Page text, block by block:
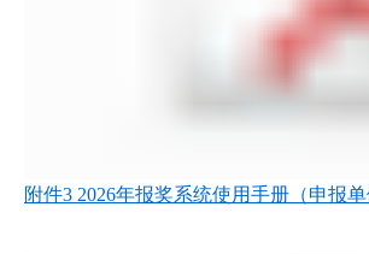
附件3 2026年报奖系统使用手册（申报